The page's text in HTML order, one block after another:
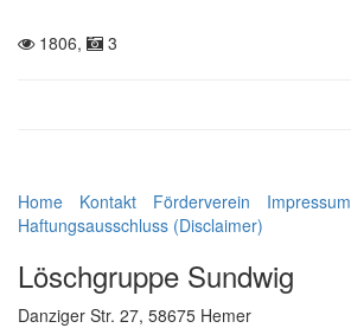
1806, 3
Home Kontakt Förderverein Impressum
Haftungsausschluss (Disclaimer)
Löschgruppe Sundwig
Danziger Str. 27, 58675 Hemer